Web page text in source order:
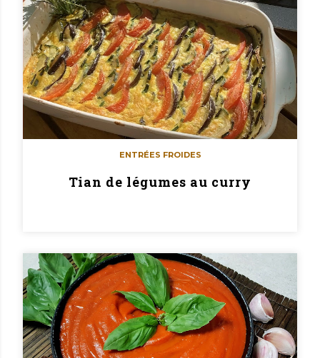
ENTRÉES FROIDES
Tian de légumes au curry